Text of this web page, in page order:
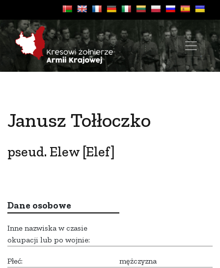
Janusz Tołłoczko
pseud. Elew [Elef]
Dane osobowe
Inne nazwiska w czasie
okupacji lub po wojnie:
Płeć: mężczyzna